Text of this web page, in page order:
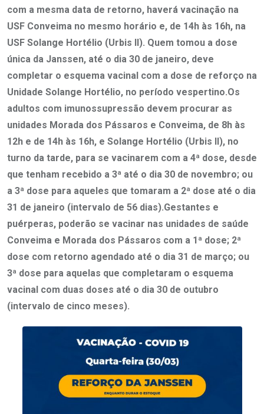
com a mesma data de retorno, haverá vacinação na
USF Conveima no mesmo horário e, de 14h às 16h, na
USF Solange Hortélio (Urbis II). Quem tomou a dose
única da Janssen, até o dia 30 de janeiro, deve
completar o esquema vacinal com a dose de reforço na
Unidade Solange Hortélio, no período vespertino.Os
adultos com imunossupressão devem procurar as
unidades Morada dos Pássaros e Conveima, de 8h às
12h e de 14h às 16h, e Solange Hortélio (Urbis II), no
turno da tarde, para se vacinarem com a 4ª dose, desde
que tenham recebido a 3ª até o dia 30 de novembro; ou
a 3ª dose para aqueles que tomaram a 2ª dose até o dia
31 de janeiro (intervalo de 56 dias).Gestantes e
puérperas, poderão se vacinar nas unidades de saúde
Conveima e Morada dos Pássaros com a 1ª dose; 2ª
dose com retorno agendado até o dia 31 de março; ou
3ª dose para aquelas que completaram o esquema
vacinal com duas doses até o dia 30 de outubro
(intervalo de cinco meses).